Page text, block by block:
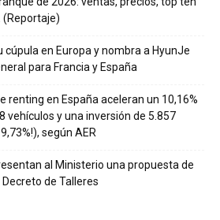
(Reportaje)
cúpula en Europa y nombra a HyunJe
para Francia y España
renting en España aceleran un 10,16%
vehículos y una inversión de 5.857
según AER
al Ministerio una propuesta de
de Talleres